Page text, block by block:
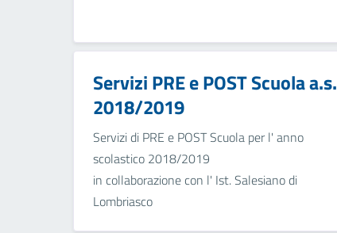
Servizi PRE e POST Scuola a.s.
2018/2019
Servizi di PRE e POST Scuola per l' anno
scolastico 2018/2019
in collaborazione con l' Ist. Salesiano di
Lombriasco